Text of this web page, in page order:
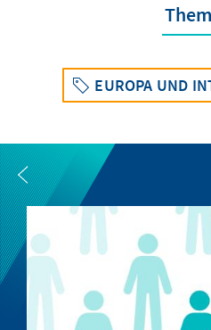
EUROPA UND